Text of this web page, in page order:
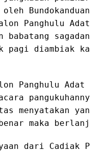
Panghulu
pagi diambiak
Panghulu
menyatakan
maka
dari Cadiak